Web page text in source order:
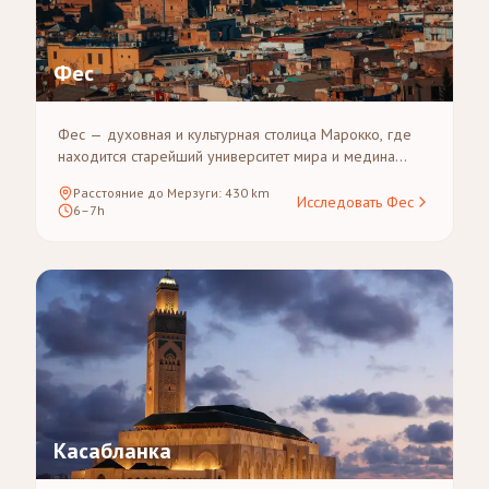
Фес
Фес — духовная и культурная столица Марокко, где
находится старейший университет мира и медина
пешком с гидом. Маршрут от Феса до Мерзуги
пересекает Средний Атлас и долину Зиз, делая его
Расстояние до Мерзуги: 430 km
6–7h
Исследовать Фес
Касабланка